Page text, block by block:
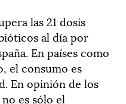
las 21 dosis
al día por
En países como
el consumo es
En opinión de los
es sólo el